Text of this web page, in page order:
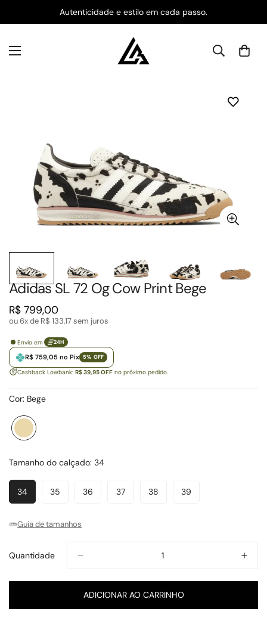
Autenticidade e estilo em cada passo.
Adidas SL 72 Og Cow Print Bege
Preço
regular
R$ 799,00
ou 6x de R$ 133,17sem juros
Envio em 24H
R$ 759,05 no Pix 5% OFF
Cashback Lowbank: R$ 39,95 OFF no próximo pedido.
Cor: Bege
Bege
Variante
ou
Tamanho do calçado: 34
34Variante
Esgotada
Indisponível
35Variante
Indisponível
36Variante37Variante38Variante39Variante
Guia de tamanhos
Quantidade
ADICIONAR AO CARRINHO